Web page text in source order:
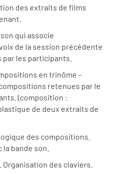
des extraits de films
qui associe
de la session précédente
les participants.
en trinôme -
retenues par le
(composition :
de deux extraits de
des compositions.
bande son.
des claviers.